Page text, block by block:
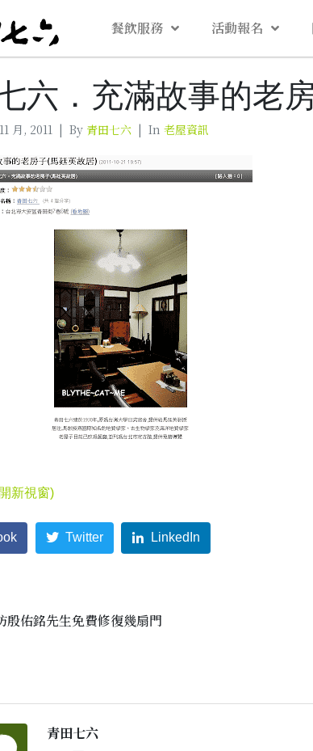
餐飲服務 活動報名
六．充滿故事的老
月, 2011 By 青田七六 In 老屋資訊
新視窗)
Twitter LinkedIn
殷佑銘先生免費修復幾扇門
青田七六